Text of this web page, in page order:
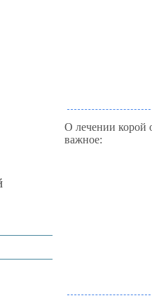
О лечении корой
важное: